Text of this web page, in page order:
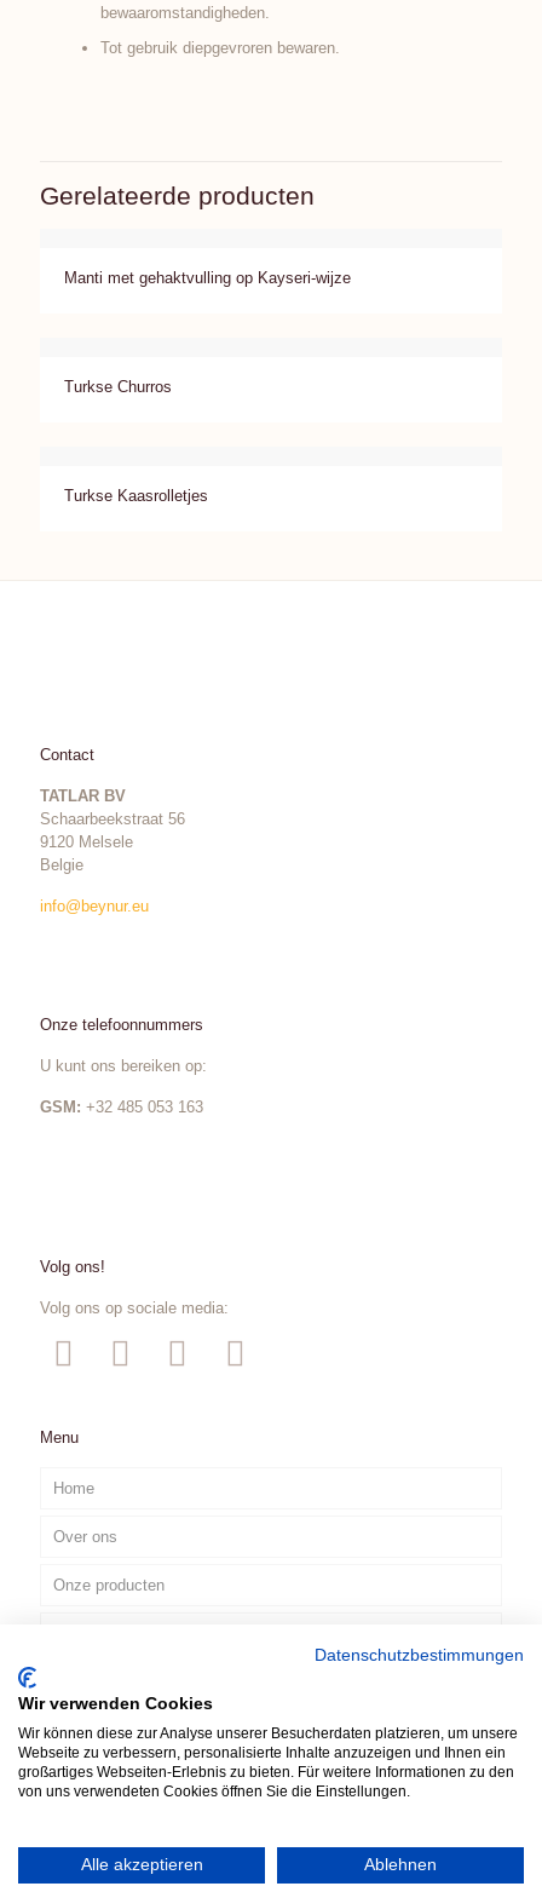
bewaaromstandigheden.
Tot gebruik diepgevroren bewaren.
Gerelateerde producten
Manti met gehaktvulling op Kayseri-wijze
Turkse Churros
Turkse Kaasrolletjes
Contact
TATLAR BV
Schaarbeekstraat 56
9120 Melsele
Belgie
info@beynur.eu
Onze telefoonnummers
U kunt ons bereiken op:
GSM: +32 485 053 163
Volg ons!
Volg ons op sociale media:
Menu
Home
Over ons
Onze producten
NL
Datenschutzbestimmungen
Wir verwenden Cookies
Wir können diese zur Analyse unserer Besucherdaten platzieren, um unsere
Webseite zu verbessern, personalisierte Inhalte anzuzeigen und Ihnen ein
großartiges Webseiten-Erlebnis zu bieten. Für weitere Informationen zu den
von uns verwendeten Cookies öffnen Sie die Einstellungen.
Alle akzeptieren Ablehnen